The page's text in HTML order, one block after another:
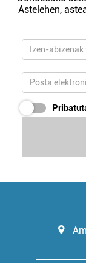
Astelehen,